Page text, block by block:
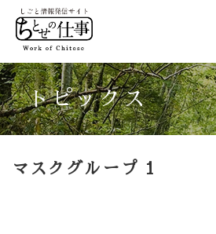
トピックス
マスクグループ 1